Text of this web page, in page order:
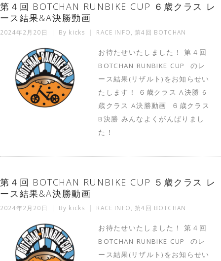
第４回 BOTCHAN RUNBIKE CUP ６歳クラス レ
ース結果&A決勝動画
2024年2月20日 By kicks RACE INFO ,第4回 BOTCHAN
お待たせいたしました！ 第４回
BOTCHAN RUNBIKE CUP のレ
ース結果(リザルト)をお知らせい
たします！ ６歳クラス A決勝 6
歳クラス A決勝動画 ６歳クラス
B決勝 みんなよくがんばりまし
た！
第４回 BOTCHAN RUNBIKE CUP ５歳クラス レ
ース結果&A決勝動画
2024年2月20日 By kicks RACE INFO ,第4回 BOTCHAN
お待たせいたしました！ 第４回
BOTCHAN RUNBIKE CUP のレ
ース結果(リザルト)をお知らせい